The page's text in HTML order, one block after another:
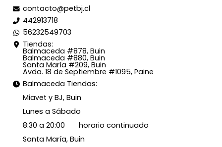
contacto@petbj.cl
442913718
56232549703
Tiendas:
Balmaceda #878, Buin
Balmaceda #880, Buin
Santa María #209, Buin
Avda. 18 de Septiembre #1095, Paine
Balmaceda Tiendas:
Miavet y BJ, Buin
Lunes a Sábado
8:30 a 20:00 horario continuado
Santa María, Buin